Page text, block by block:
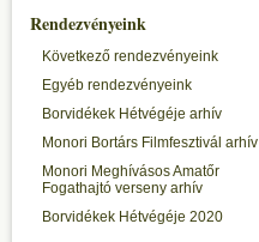
Rendezvényeink
Következő rendezvényeink
Egyéb rendezvényeink
Borvidékek Hétvégéje arhív
Monori Bortárs Filmfesztivál arhív
Monori Meghívásos Amatőr
Fogathajtó verseny arhív
Borvidékek Hétvégéje 2020